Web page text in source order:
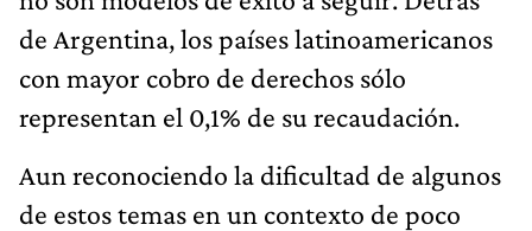
de Argentina, los países latinoamericanos
con mayor cobro de derechos sólo
representan el 0,1% de su recaudación.
Aun reconociendo la dificultad de algunos
de estos temas en un contexto de poco